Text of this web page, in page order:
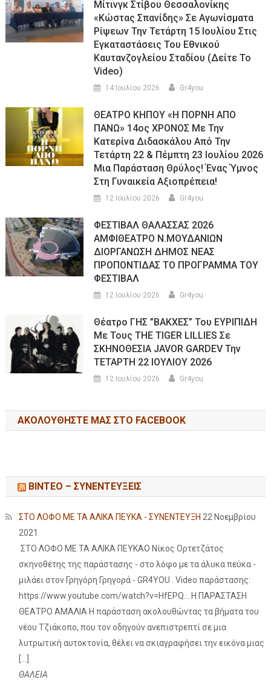
Μίτινγκ Στίβου Θεσσαλονίκης
«Κώστας Σπανίδης» Σε Αγωνίσματα
Ρίψεων Την Τετάρτη 15 Ιουλίου Στις
Εγκαταστάσεις Του Εθνικού
Καυτανζογλείου Σταδίου (Δείτε Το
Video)
14 Ιουλίου 2026 Gr4you
ΘΕΑΤΡΟ ΚΗΠΟΥ «Η ΠΟΡΝΗ ΑΠΟ
ΠΑΝΩ» 14ος ΧΡΟΝΟΣ Με Την
Κατερίνα Διδασκάλου Από Την
Τετάρτη 22 & Πέμπτη 23 Ιουλίου 2026
Μια Παράσταση Θρύλος! Ένας Ύμνος
Στη Γυναικεία Αξιοπρέπεια!
12 Ιουλίου 2026 Gr4you
ΦΕΣΤΙΒΑΛ ΘΑΛΑΣΣΑΣ 2026
ΑΜΦΙΘΕΑΤΡΟ Ν.ΜΟΥΔΑΝΙΩΝ
ΔΙΟΡΓΑΝΩΣΗ ΔΗΜΟΣ ΝΕΑΣ
ΠΡΟΠΟΝΤΙΔΑΣ ΤΟ ΠΡΟΓΡΑΜΜΑ ΤΟΥ
ΦΕΣΤΙΒΑΛ
12 Ιουλίου 2026 Gr4you
Θέατρο ΓΗΣ ”ΒΑΚΧΕΣ” Του ΕΥΡΙΠΙΔΗ
Με Τους THE TIGER LILLIES Σε
ΣΚΗΝΟΘΕΣΙΑ JAVOR GARDEV Την
ΤΕΤΑΡΤΗ 22 ΙΟΥΛΙΟΥ 2026
12 Ιουλίου 2026 Gr4you
ΑΚΟΛΟΥΘΉΣΤΕ ΜΑΣ ΣΤΟ FACEBOOK
ΒΙΝΤΕΟ – ΣΥΝΕΝΤΕΥΞΕΙΣ
ΣΤΟ ΛΟΦΟ ΜΕ ΤΑ ΑΛΙΚΑ ΠΕΥΚΑ - ΣΥΝΕΝΤΕΥΞΗ 22 Νοεμβρίου
2021
ΣΤΟ ΛΟΦΟ ΜΕ ΤΑ ΑΛΙΚΑ ΠΕΥΚΑΟ Νίκος Ορτετζάτος
σκηνοθέτης της παράστασης - στο λόφο με τα άλυκα πεύκα -
μιλάει στον Γρηγόρη Γρηγορά - GR4YOU . Video παράστασης:
https://www.youtube.com/watch?v=HfEPQ... Η ΠΑΡΑΣΤΑΣΗ
ΘΕΑΤΡΟ ΑΜΑΛΙΑ Η παράσταση ακολουθώντας τα βήματα του
νέου Τζιάκοπο, που τον οδηγούν ανεπιστρεπτί σε μια
λυτρωτική αυτοκτονία, θέλει να σκιαγραφήσει την εικόνα μιας
ΘΑΛΕΙΑ